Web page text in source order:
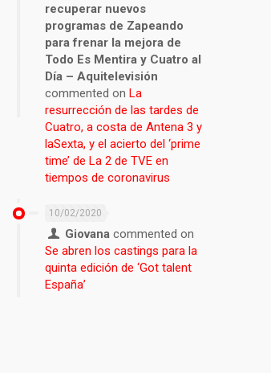
recuperar nuevos
programas de Zapeando
para frenar la mejora de
Todo Es Mentira y Cuatro al
Día – Aquitelevisión
commented onLa
resurrección de las tardes de
Cuatro, a costa de Antena 3 y
laSexta, y el acierto del ‘prime
time’ de La 2 de TVE en
tiempos de coronavirus
10/02/2020
Giovana commented on
Se abren los castings para la
quinta edición de ‘Got talent
España’